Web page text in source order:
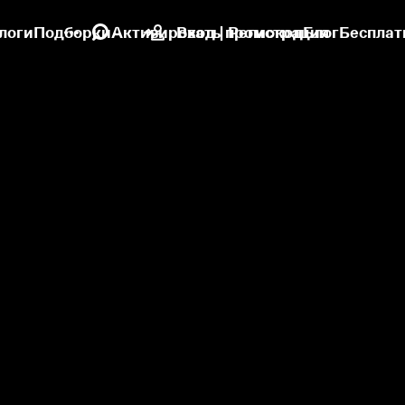
ПодборкиАктивировать промокодБлог
Вход | Регистрация